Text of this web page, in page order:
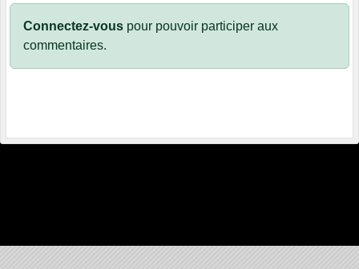
Connectez-vous pour pouvoir participer aux
commentaires.